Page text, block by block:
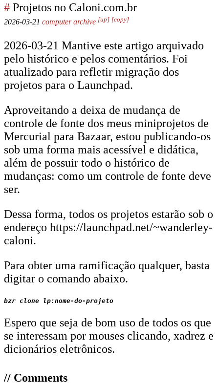
# Projetos no Caloni.com.br
2026-03-21 computer archive [up] [copy]
2026-03-21 Mantive este artigo arquivado
pelo histórico e pelos comentários. Foi
atualizado para refletir migração dos
projetos para o Launchpad.
Aproveitando a deixa de mudança de
controle de fonte dos meus miniprojetos de
Mercurial para Bazaar, estou publicando-os
sob uma forma mais acessível e didática,
além de possuir todo o histórico de
mudanças: como um controle de fonte deve
ser.
Dessa forma, todos os projetos estarão sob o
endereço https://launchpad.net/~wanderley-
caloni.
Para obter uma ramificação qualquer, basta
digitar o comando abaixo.
Espero que seja de bom uso de todos os que
se interessam por mouses clicando, xadrez e
dicionários eletrônicos.
// Comments